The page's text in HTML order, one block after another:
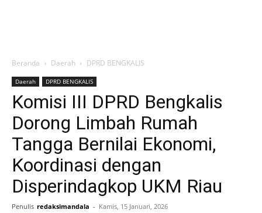
Beranda Daerah DPRD BENGKALIS
Daerah DPRD BENGKALIS
Komisi III DPRD Bengkalis
Dorong Limbah Rumah
Tangga Bernilai Ekonomi,
Koordinasi dengan
Disperindagkop UKM Riau
Penulis redaksimandala - Kamis, 15 Januari, 2026